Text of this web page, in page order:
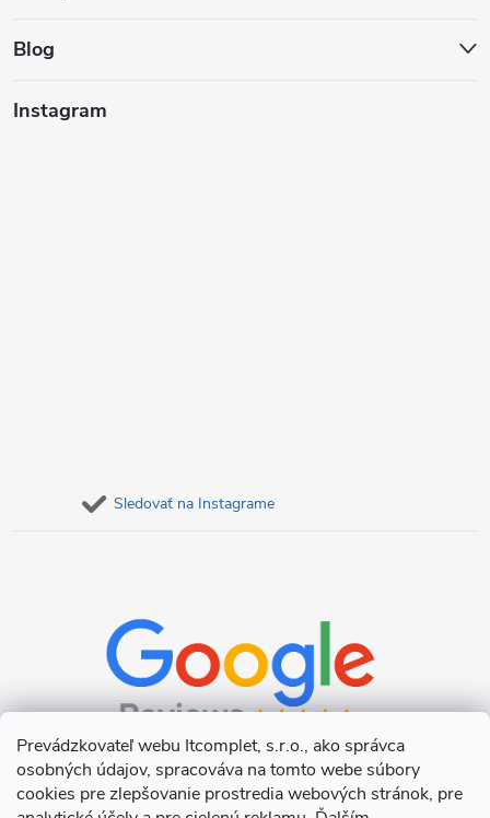
Prevádzkovateľ webu Itcomplet, s.r.o., ako správca
osobných údajov, spracováva na tomto webe súbory
cookies pre zlepšovanie prostredia webových stránok, pre
Blog
Instagram
Sledovať na Instagrame